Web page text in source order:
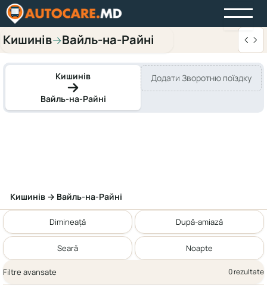
Кишинів→Вайль-на-Райні
Кишинів
Вайль-на-Райні
Додати Зворотню поїздку
Кишинів → Вайль-на-Райні
Dimineață După-amiază
Seară Noapte
Filtre avansate 0 rezultate